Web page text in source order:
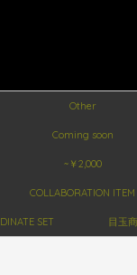
Other
Coming soon
~￥2,000
COLLABORATION ITEM
SET 目玉